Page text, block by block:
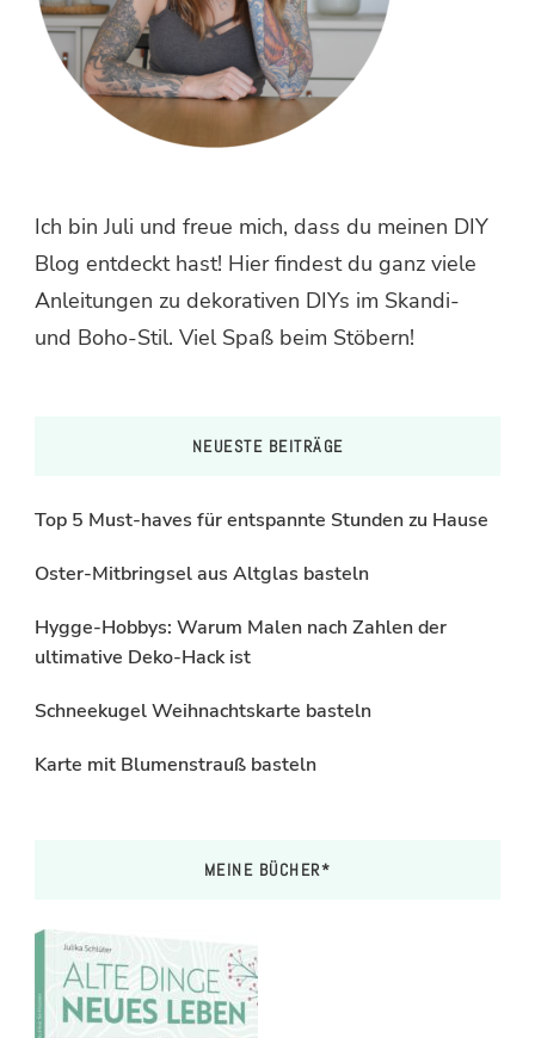
Ich bin Juli und freue mich, dass du meinen DIY
Blog entdeckt hast! Hier findest du ganz viele
Anleitungen zu dekorativen DIYs im Skandi-
und Boho-Stil. Viel Spaß beim Stöbern!
NEUESTE BEITRÄGE
Top 5 Must-haves für entspannte Stunden zu Hause
Oster-Mitbringsel aus Altglas basteln
Hygge-Hobbys: Warum Malen nach Zahlen der
ultimative Deko-Hack ist
Schneekugel Weihnachtskarte basteln
Karte mit Blumenstrauß basteln
MEINE BÜCHER*